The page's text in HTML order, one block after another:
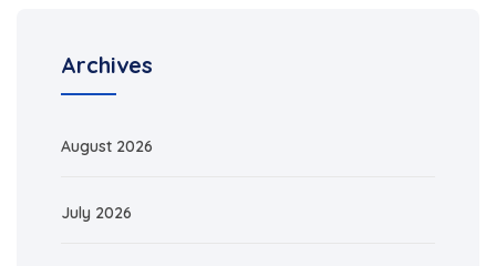
Archives
August 2026
July 2026